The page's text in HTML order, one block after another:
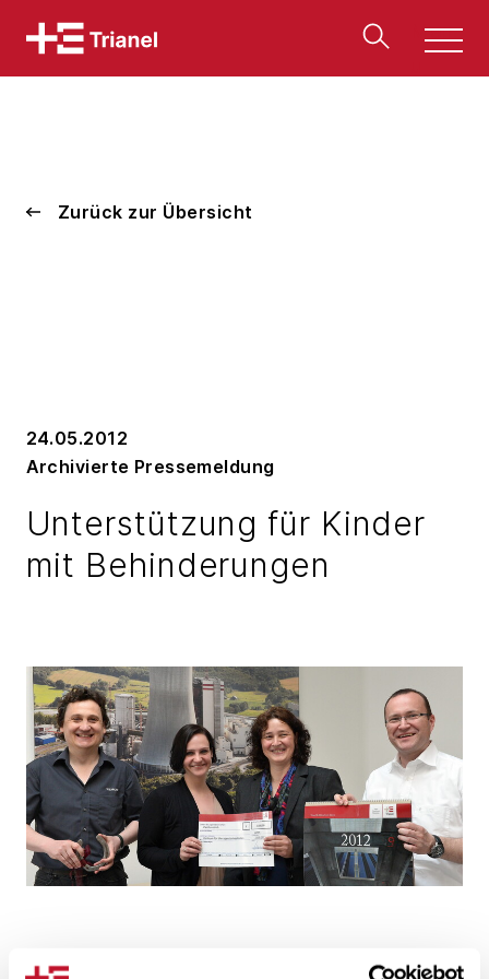
Men
Zurück zur Übersicht
24.05.2012
Archivierte Pressemeldung
Unterstützung für Kinder
mit Behinderungen